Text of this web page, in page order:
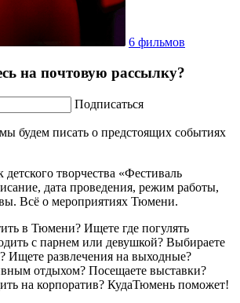
6 фильмов
на почтовую рассылку?
Подписаться
будем писать о предстоящих событиях
детского творчества «Фестиваль
дата проведения, режим работы,
Всё о мероприятиях Тюмени.
в Тюмени? Ищете где погулять
с парнем или девушкой? Выбираете
Ищете развлечения на выходные?
отдыхом? Посещаете выставки?
на корпоратив? КудаТюмень поможет!